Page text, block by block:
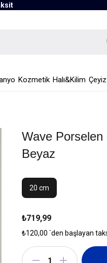
Kozmetik Halı&Kilim
Wave
Beyaz
20 cm
₺719,99
₺120,00 `den başlayan